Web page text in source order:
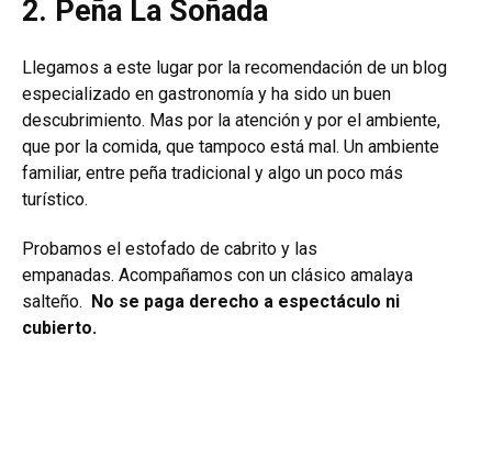
2. Peña La Soñada
Llegamos a este lugar por la recomendación de un blog
especializado en gastronomía y ha sido un buen
descubrimiento. Mas por la atención y por el ambiente,
que por la comida, que tampoco está mal. Un ambiente
familiar, entre peña tradicional y algo un poco más
turístico.
Probamos el estofado de cabrito y las
empanadas. Acompañamos con un clásico amalaya
salteño. No se paga derecho a espectáculo ni
cubierto.